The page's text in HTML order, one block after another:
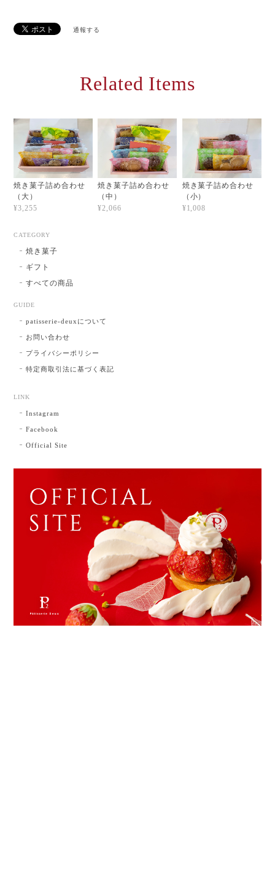
通報する
Related Items
焼き菓子詰め合わせ
（大）
¥3,255
焼き菓子詰め合わせ
（中）
¥2,066
焼き菓子詰め合わせ
（小）
¥1,008
CATEGORY
焼き菓子
ギフト
すべての商品
GUIDE
patisserie-deuxについて
お問い合わせ
プライバシーポリシー
特定商取引法に基づく表記
LINK
Instagram
Facebook
Official Site